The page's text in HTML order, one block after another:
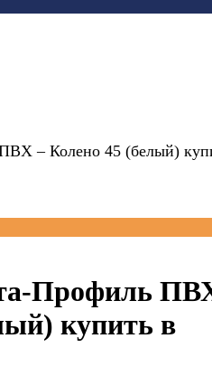
– Колено 45 (белый)
Профиль
купить в